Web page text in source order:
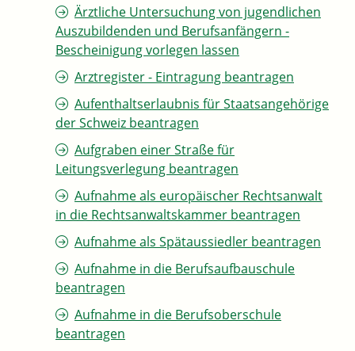
Ärztliche Untersuchung von jugendlichen
Auszubildenden und Berufsanfängern -
Bescheinigung vorlegen lassen
Arztregister - Eintragung beantragen
Aufenthaltserlaubnis für Staatsangehörige
der Schweiz beantragen
Aufgraben einer Straße für
Leitungsverlegung beantragen
Aufnahme als europäischer Rechtsanwalt
in die Rechtsanwaltskammer beantragen
Aufnahme als Spätaussiedler beantragen
Aufnahme in die Berufsaufbauschule
beantragen
Aufnahme in die Berufsoberschule
beantragen